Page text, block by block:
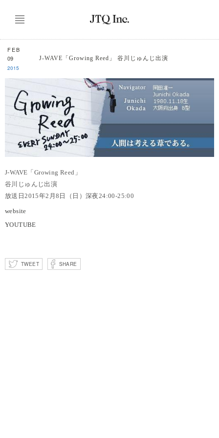
FEB
09
2015
J-WAVE「Growing Reed」 谷川じゅんじ出演
J-WAVE「Growing Reed」
谷川じゅんじ出演
放送日2015年2月8日（日）深夜24:00-25:00
website
YOUTUBE
TWEET SHARE